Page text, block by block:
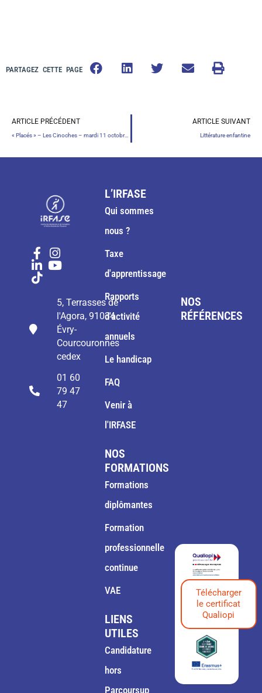
PARTAGEZ CETTE PAGE
ARTICLE PRÉCÉDENT
« Placés » – Les Cinoches – mardi 11 octobre 2022
ARTICLE SUIVANT
Littérature enfantine
5, Terrasses de
l'Agora, 91034
Évry-
Courcouronnes
cedex
01 60
79 47
47
L’IRFASE
Qui sommes
nous ?
Taxe
d'apprentissage
Rapports
d'activité
annuels
Le handicap
FAQ
Venir à
l'IRFASE
NOS
FORMATIONS
Formations
diplômantes
Formation
professionnelle
continue
VAE
LIENS
UTILES
Candidature
hors
Parcoursup
NOS
RÉFÉRENCES
Télécharger
le certificat
Qualiopi